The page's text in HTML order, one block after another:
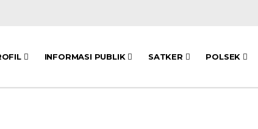
INFORMASI PUBLIK SATKER POLSEK